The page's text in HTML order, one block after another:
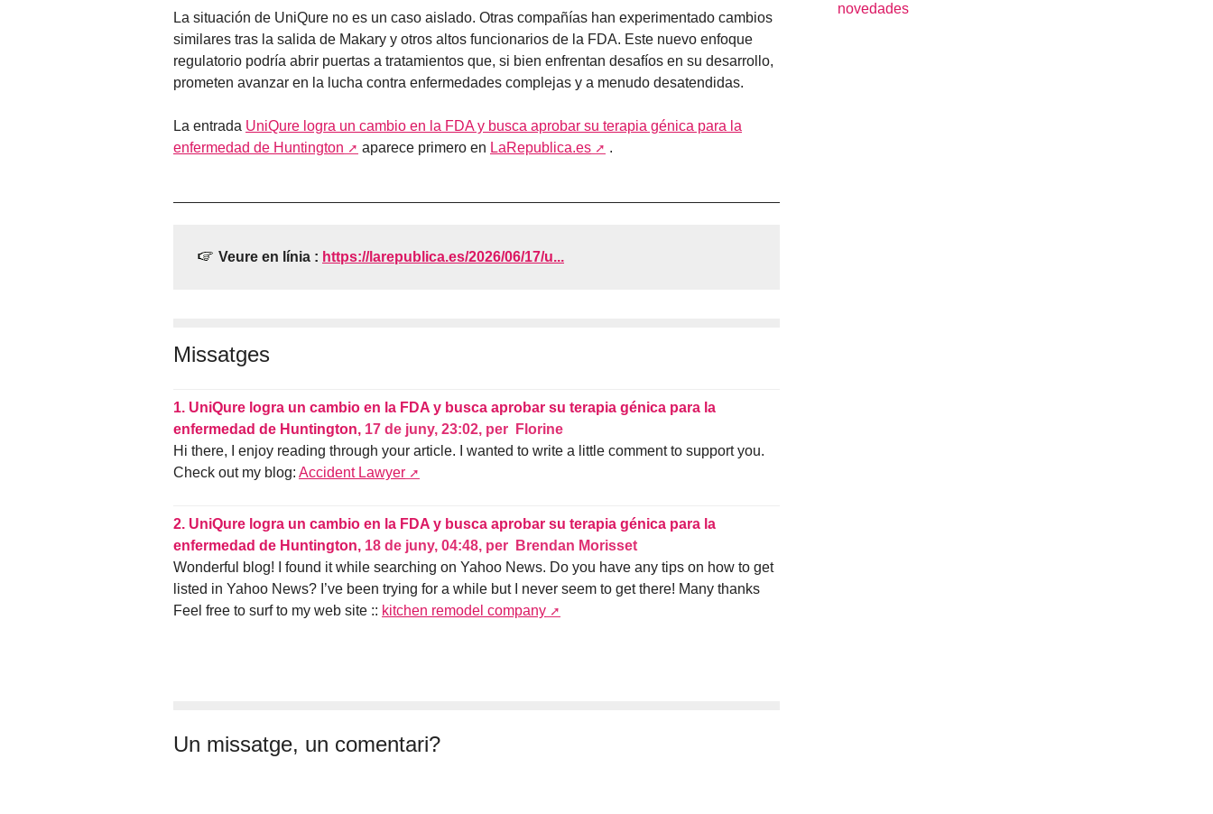
La situación de UniQure no es un caso aislado. Otras compañías han experimentado cambios
similares tras la salida de Makary y otros altos funcionarios de la FDA. Este nuevo enfoque
regulatorio podría abrir puertas a tratamientos que, si bien enfrentan desafíos en su desarrollo,
prometen avanzar en la lucha contra enfermedades complejas y a menudo desatendidas.
La entrada UniQure logra un cambio en la FDA y busca aprobar su terapia génica para la
enfermedad de Huntington
aparece primero en LaRepublica.es .
Veure en línia : https://larepublica.es/2026/06/17/u...
Missatges
1. UniQure logra un cambio en la FDA y busca aprobar su terapia génica para la
enfermedad de Huntington, 17 de juny, 23:02, per
Florine
Hi there, I enjoy reading through your article. I wanted to write a little comment to support you.
Check out my blog: Accident Lawyer
2. UniQure logra un cambio en la FDA y busca aprobar su terapia génica para la
enfermedad de Huntington, 18 de juny, 04:48, per
Brendan Morisset
Wonderful blog! I found it while searching on Yahoo News. Do you have any tips on how to get
listed in Yahoo News? I’ve been trying for a while but I never seem to get there! Many thanks
Feel free to surf to my web site :: kitchen remodel company
Un missatge, un comentari?
novedades